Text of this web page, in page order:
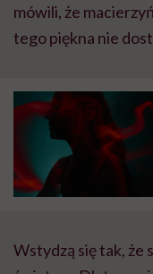
mówili, że
tego piękna nie
Wstydzą się tak, że